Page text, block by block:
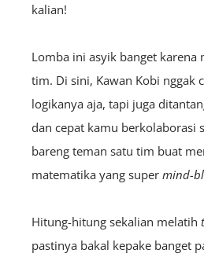
kalian!
Lomba ini asyik banget karena
tim. Di sini, Kawan Kobi nggak
logikanya aja, tapi juga
dan cepat kamu berkolaborasi
bareng teman satu tim buat
matematika yang super mind-
Hitung-hitung sekalian melatih
pastinya bakal kepake banget